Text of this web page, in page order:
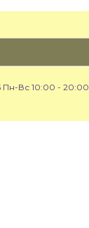
Пн-Вс 10:00 - 20:00